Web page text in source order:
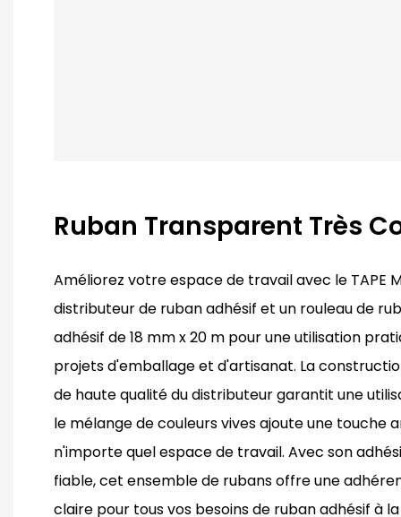
Ruban Transparent Très
Améliorez votre espace de travail avec le TAPE
distributeur de ruban adhésif et un rouleau de
adhésif de 18 mm x 20 m pour une utilisation
projets d'emballage et d'artisanat. La
de haute qualité du distributeur garantit une
le mélange de couleurs vives ajoute une touche
n'importe quel espace de travail. Avec son
fiable, cet ensemble de rubans offre une
claire pour tous vos besoins de ruban adhésif à